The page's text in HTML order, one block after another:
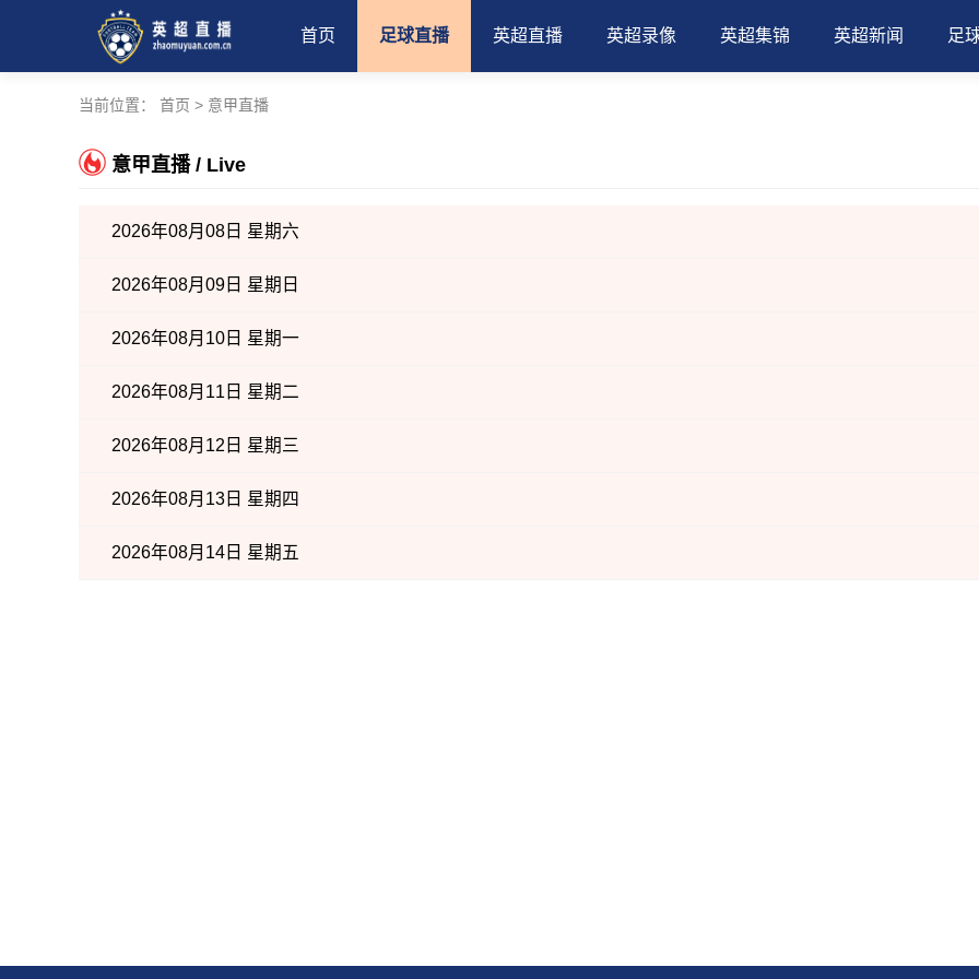
首页 足球直播 英超直播 英超录像 英超集锦 英超新闻 足
当前位置： 首页 > 意甲直播
意甲直播 / Live
2026年08月08日 星期六
2026年08月09日 星期日
2026年08月10日 星期一
2026年08月11日 星期二
2026年08月12日 星期三
2026年08月13日 星期四
2026年08月14日 星期五